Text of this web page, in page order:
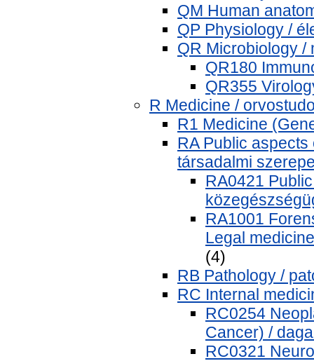
QM Human
QP Physiology /
QR Microbiology /
QR180
QR355
R Medicine /
R1 Medicine
RA Public
társadalmi
RA0421
RA1001
Legal
(4)
RB Pathology /
RC Internal
RC0254
Cancer) /
RC0321